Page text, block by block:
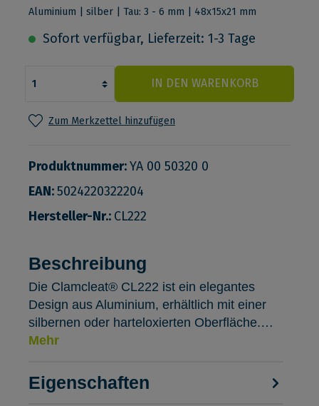
Aluminium | silber | Tau: 3 - 6 mm | 48x15x21 mm
Sofort verfügbar, Lieferzeit: 1-3 Tage
IN DEN WARENKORB
Zum Merkzettel hinzufügen
Produktnummer:YA 00 50320 0
EAN:5024220322204
Hersteller-Nr.: CL222
Beschreibung
Die Clamcleat® CL222 ist ein elegantes
Design aus Aluminium, erhältlich mit einer
silbernen oder harteloxierten Oberfläche.…
Mehr
Eigenschaften